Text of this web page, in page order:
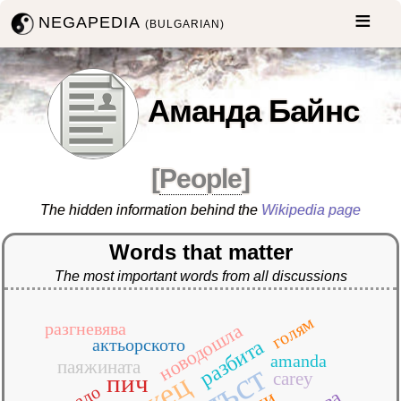
NEGAPEDIA(BULGARIAN)
Аманда Байнс
[People]
The hidden information behind the Wikipedia page
Words that matter
The most important words from all discussions
пич разбита
новодошла carey
паяжината amanda
актьорското голям
разгневява